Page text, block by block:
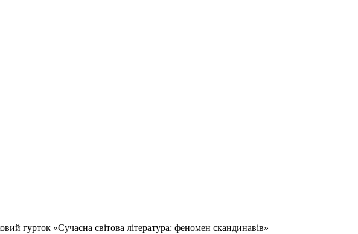
гурток «Сучасна світова література: феномен скандинавів»